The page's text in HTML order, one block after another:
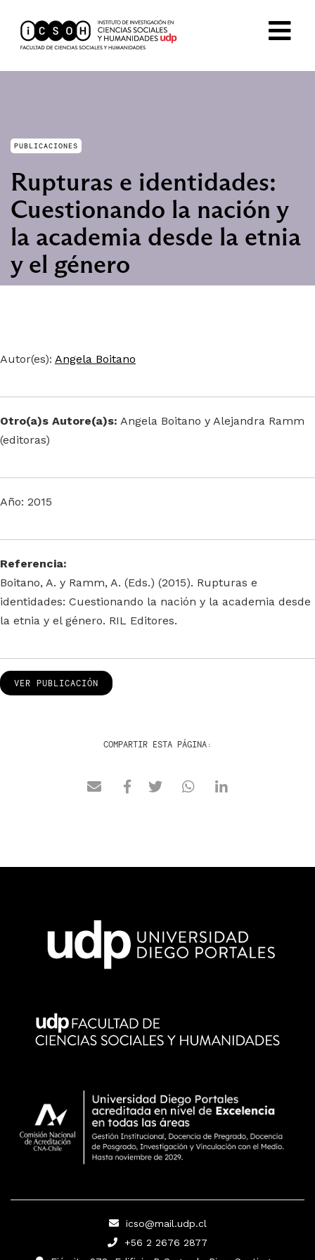
PUBLICACIONES
Rupturas e identidades:
Cuestionando la nación y
la academia desde la etnia
y el género
Autor(es): Angela Boitano
Otro(a)s Autore(a)s: Angela Boitano y Alejandra Ramm
(editoras)
Año: 2015
Referencia:
Boitano, A. y Ramm, A. (Eds.) (2015). Rupturas e
identidades: Cuestionando la nación y la academia desde
la etnia y el género. RIL Editores.
VER PUBLICACIÓN
COMPARTIR ESTA PÁGINA:
icso@mail.udp.cl
+56 2 2676 2877